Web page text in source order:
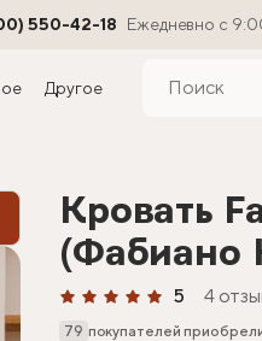
550-42-18 Ежедневно с
Другое
Кровать
(Фабиано
5 4
79 покупателей